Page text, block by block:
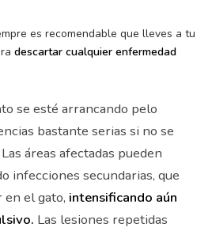
es recomendable que lleves a tu
descartar cualquier enfermedad
se esté arrancando pelo
bastante serias si no se
áreas afectadas pueden
infecciones secundarias, que
el gato, intensificando aún
Las lesiones repetidas